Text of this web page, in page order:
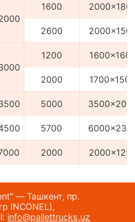
1600
2600
1200
2000
5000
5700
2000
— Ташкент, пр.
INCONEL),
info@pallettrucks.uz